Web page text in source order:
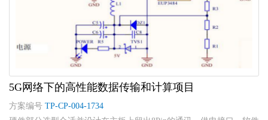
5G网络下的高性能数据传输和计算项目
方案编号 TP-CP-004-1734